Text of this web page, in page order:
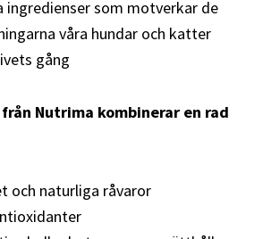
ingredienser som motverkar de
våra hundar och katter
gång
Nutrima kombinerar en rad
och naturliga råvaror